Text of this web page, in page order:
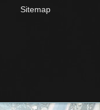
Sitemap